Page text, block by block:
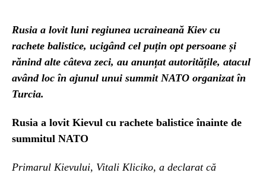
Rusia a lovit luni regiunea ucraineană Kiev cu
rachete balistice, ucigând cel puțin opt persoane și
rănind alte câteva zeci, au anunțat autoritățile, atacul
având loc în ajunul unui summit NATO organizat în
Turcia.
Rusia a lovit Kievul cu rachete balistice înainte de
summitul NATO
Primarul Kievului, Vitali Kliciko, a declarat că